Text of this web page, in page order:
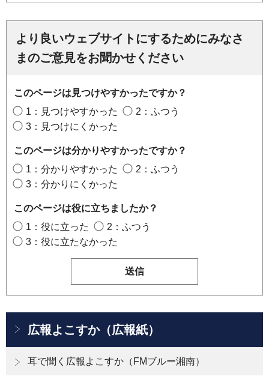
より良いウェブサイトにするためにみなさ
まのご意見をお聞かせください
このページは見つけやすかったですか？
1：見つけやすかった
2：ふつう
3：見つけにくかった
このページは分かりやすかったですか？
1：分かりやすかった
2：ふつう
3：分かりにくかった
このページは役に立ちましたか？
1：役に立った
2：ふつう
3：役に立たなかった
広報よこすか（広報紙）
耳で聞く広報よこすか（FMブルー湘南）